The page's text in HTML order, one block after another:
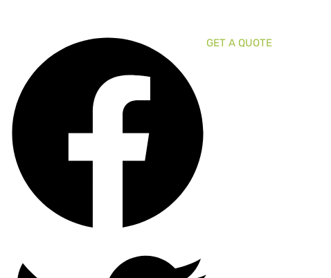
GET A QUOTE